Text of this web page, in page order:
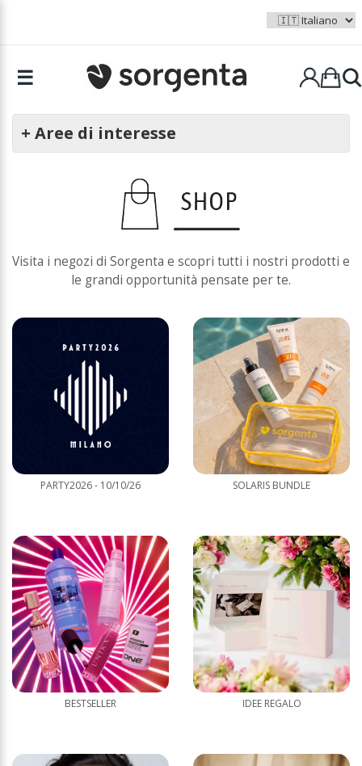
☰
+ Aree di interesse
Visita i negozi di Sorgenta e scopri tutti i nostri prodotti e
le grandi opportunità pensate per te.
PARTY2026 - 10/10/26 SOLARIS BUNDLE
BESTSELLER IDEE REGALO